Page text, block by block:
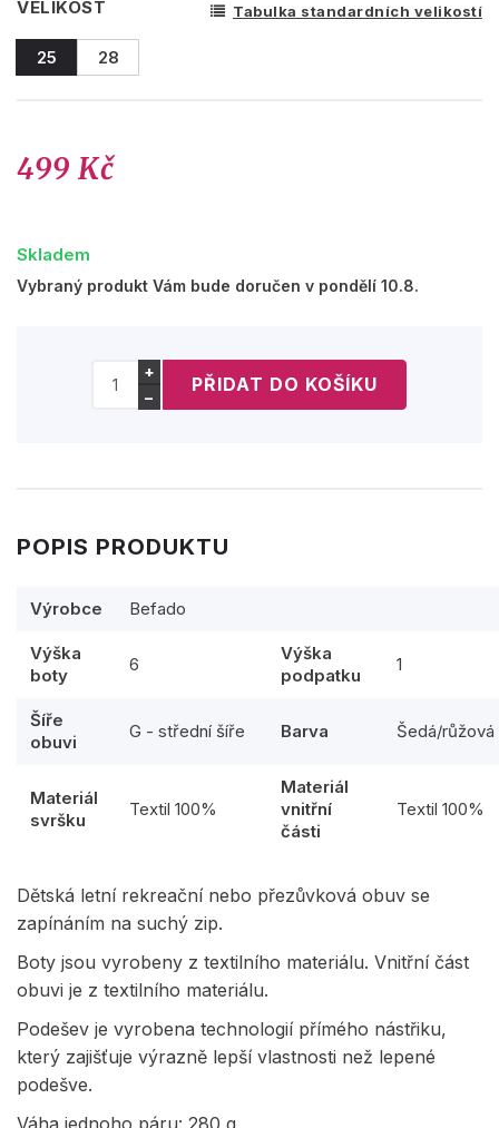
VELIKOST Tabulka standardních velikostí
25 28
499 Kč
Skladem
Vybraný produkt Vám bude doručen v pondělí 10.8.
+
−
POPIS PRODUKTU
Výrobce Befado
Výška
boty
6
Výška
podpatku
1
Šíře
obuvi
G - střední šíře Barva Šedá/růžová
Materiál
svršku
Textil 100%
Materiál
vnitřní
části
Textil 100%
Dětská letní rekreační nebo přezůvková obuv se
zapínáním na suchý zip.
Boty jsou vyrobeny z textilního materiálu. Vnitřní část
obuvi je z textilního materiálu.
Podešev je vyrobena technologií přímého nástřiku,
který zajišťuje výrazně lepší vlastnosti než lepené
podešve.
Váha jednoho páru: 280 g